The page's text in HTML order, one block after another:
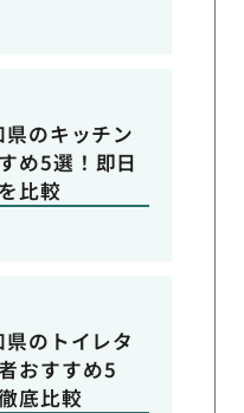
県のキッチン
め5選！即日
比較
県のトイレタ
おすすめ5
底比較